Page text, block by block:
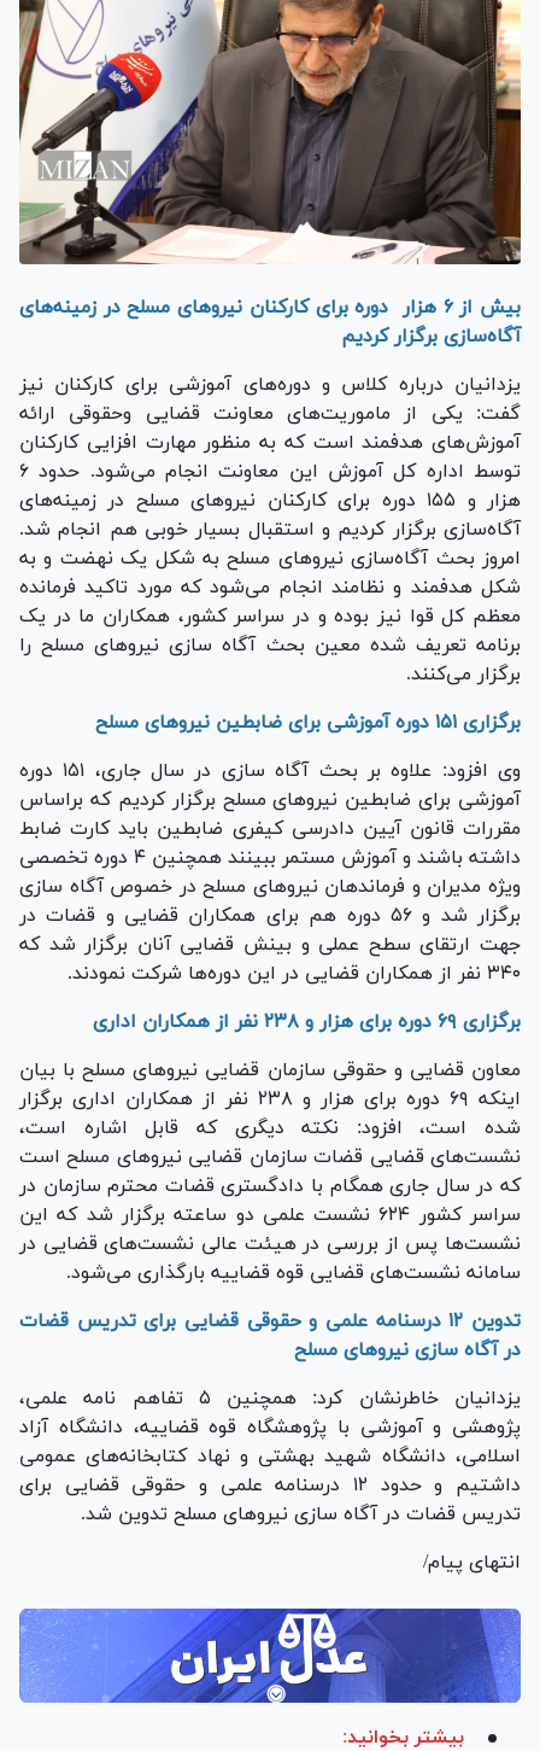
بیش از ۶ هزار دوره برای کارکنان نیرو‌های مسلح در زمینه‌های
آگاه‌سازی برگزار کردیم
یزدانیان درباره کلاس و دوره‌های آموزشی برای کارکنان نیز
گفت: یکی از ماموریت‌های معاونت قضایی وحقوقی ارائه
آموزش‌های هدفمند است که به منظور مهارت افزایی کارکنان
توسط اداره کل آموزش این معاونت انجام می‌شود. حدود ۶
هزار و ۱۵۵ دوره برای کارکنان نیرو‌های مسلح در زمینه‌های
آگاه‌سازی برگزار کردیم و استقبال بسیار خوبی هم انجام شد.
امروز بحث آگاه‌سازی نیرو‌های مسلح به شکل یک نهضت و به
شکل هدفمند و نظامند انجام می‌شود که مورد تاکید فرمانده
معظم کل قوا نیز بوده و در سراسر کشور، همکاران ما در یک
برنامه تعریف شده معین بحث آگاه سازی نیرو‌های مسلح را
برگزار می‌کنند.
برگزاری ۱۵۱ دوره آموزشی برای ضابطین نیرو‌های مسلح
وی افزود: علاوه بر بحث آگاه سازی در سال جاری، ۱۵۱ دوره
آموزشی برای ضابطین نیرو‌های مسلح برگزار کردیم که براساس
مقررات قانون آیین دادرسی کیفری ضابطین باید کارت ضابط
داشته باشند و آموزش مستمر ببینند همچنین ۴ دوره تخصصی
ویژه مدیران و فرماندهان نیرو‌های مسلح در خصوص آگاه سازی
برگزار شد و ۵۶ دوره هم برای همکاران قضایی و قضات در
جهت ارتقای سطح عملی و بینش قضایی آنان برگزار شد که
۳۴۰ نفر از همکاران قضایی در این دوره‌ها شرکت نمودند.
برگزاری ۶۹ دوره برای هزار و ۲۳۸ نفر از همکاران اداری
معاون قضایی و حقوقی سازمان قضایی نیروهای مسلح با بیان
اینکه ۶۹ دوره برای هزار و ۲۳۸ نفر از همکاران اداری برگزار
شده است، افزود: نکته دیگری که قابل اشاره است،
نشست‌های قضایی قضات سازمان قضایی نیرو‌های مسلح است
که در سال جاری همگام با دادگستری قضات محترم سازمان در
سراسر کشور ۶۲۴ نشست علمی دو ساعته برگزار شد که این
نشست‌ها پس از بررسی در هیئت عالی نشست‌های قضایی در
سامانه نشست‌های قضایی قوه قضاییه بارگذاری می‌شود.
تدوین ۱۲ درسنامه علمی و حقوقی قضایی برای تدریس قضات
در آگاه سازی نیرو‌های مسلح
یزدانیان خاطرنشان کرد: همچنین ۵ تفاهم نامه علمی،
پژوهشی و آموزشی با پژوهشگاه قوه قضاییه، دانشگاه آزاد
اسلامی، دانشگاه شهید بهشتی و نهاد کتابخانه‌های عمومی
داشتیم و حدود ۱۲ درسنامه علمی و حقوقی قضایی برای
تدریس قضات در آگاه سازی نیرو‌های مسلح تدوین شد.
انتهای پیام/
بیشتر بخوانید: